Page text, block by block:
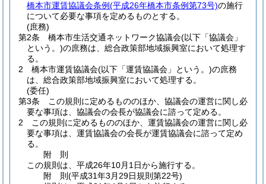
橋本市運賃協議会条例(平成26年橋本市条例第73号)の施行
について必要な事項を定めるものとする。
(庶務)
第2条
橋本市生活交通ネットワーク協議会(以下「協議会」
という。)の庶務は、総合政策部地域振興室において処理す
る。
2
橋本市運賃協議会(以下「運賃協議会」という。)の庶務
は、総合政策部地域振興室において処理する。
(委任)
第3条
この規則に定めるもののほか、協議会の運営に関し必
要な事項は、協議会の会長が協議会に諮って定める。
2
この規則に定めるもののほか、運賃協議会の運営に関し必
要な事項は、運賃協議会の会長が運賃協議会に諮って定め
る。
附 則
この規則は、平成26年10月1日から施行する。
附 則(平成31年3月29日規則第22号)